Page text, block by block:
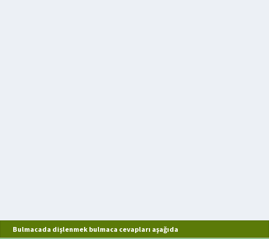
Bulmacada dişlenmek bulmaca cevapları aşağıda